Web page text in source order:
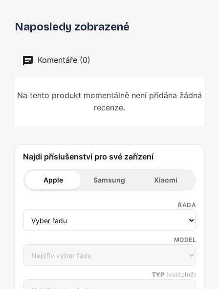
Naposledy zobrazené
Komentáře (0)
Na tento produkt momentálně není přidána žádná
recenze.
Najdi příslušenství pro své zařízení
Apple Samsung Xiaomi
ŘADA
MODEL
TYP (volitelně)